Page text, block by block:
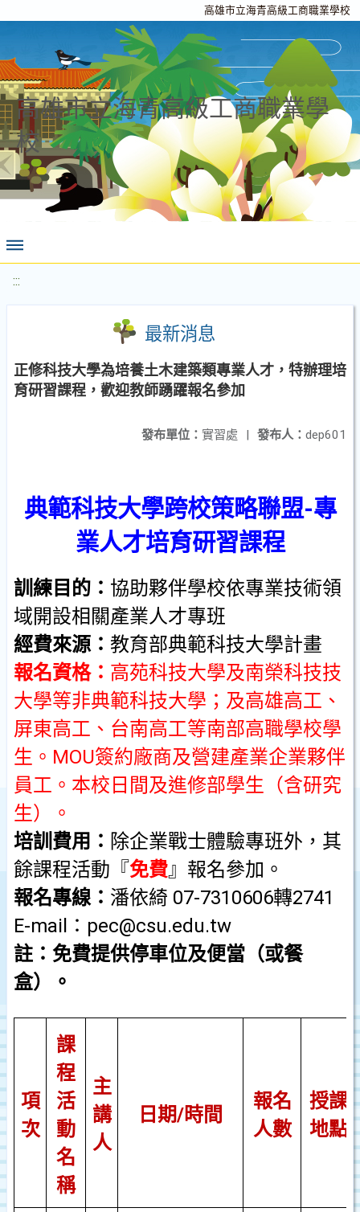
高雄市立海青高級工商職業學校
高雄市立海青高級工商職業學
校
:::
最新消息
正修科技大學為培養土木建築類專業人才，特辦理培
育研習課程，歡迎教師踴躍報名參加
發布人： dep601
發布單位： 實習處 |
典範科技大學跨校策略聯盟-專
業人才培育研習課程
訓練目的： 協助夥伴學校依專業技術領
域開設相關產業人才專班
經費來源： 教育部典範科技大學計畫
報名資格： 高苑科技大學及南榮科技技
大學等非典範科技大學；及高雄高工、
屏東高工、台南高工等南部高職學校學
生。 MOU簽約廠商及營建產業企業夥伴
員工。本校日間及進修部學生（含研究
生）。
培訓費用： 除企業戰士體驗專班外，其
餘課程活動『免費』報名參加。
報名專線： 潘依綺 07-7310606轉2741
E-mail
： pec@csu.edu.tw
註：免費提供停車位及便當（或餐
盒）。
項
次
課
程
活
動
名
稱
主
講
人
日期/時間
報名
人數
授課
地點